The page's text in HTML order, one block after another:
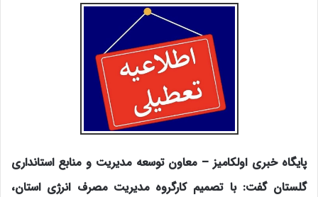
پایگاه خبری اولکامیز – معاون توسعه مدیریت و منابع استانداری
گلستان گفت: با تصمیم کارگروه مدیریت مصرف انرژی استان،